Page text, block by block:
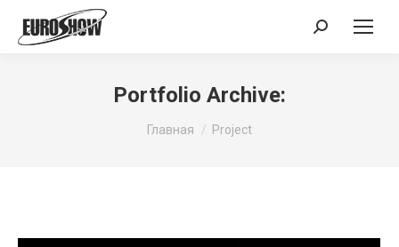
Поиск:
Portfolio Archive:
Вы здесь:
Главная Project